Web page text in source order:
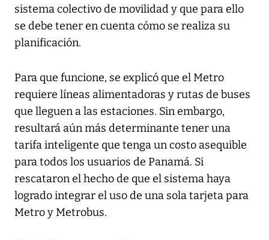
sistema colectivo de movilidad y que para ello
se debe tener en cuenta cómo se realiza su
planificación.
Para que funcione, se explicó que el Metro
requiere líneas alimentadoras y rutas de buses
que lleguen a las estaciones. Sin embargo,
resultará aún más determinante tener una
tarifa inteligente que tenga un costo asequible
para todos los usuarios de Panamá. Si
rescataron el hecho de que el sistema haya
logrado integrar el uso de una sola tarjeta para
Metro y Metrobus.